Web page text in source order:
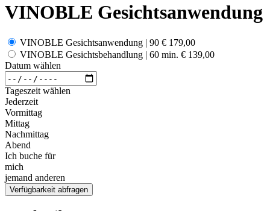
VINOBLE Gesichtsanwendung
VINOBLE Gesichtsanwendung | 90 € 179,00
VINOBLE Gesichtsbehandlung | 60 min. € 139,00
Datum wählen
Tageszeit wählen
Jederzeit
Vormittag
Mittag
Nachmittag
Abend
Ich buche für
mich
jemand anderen
Verfügbarkeit abfragen